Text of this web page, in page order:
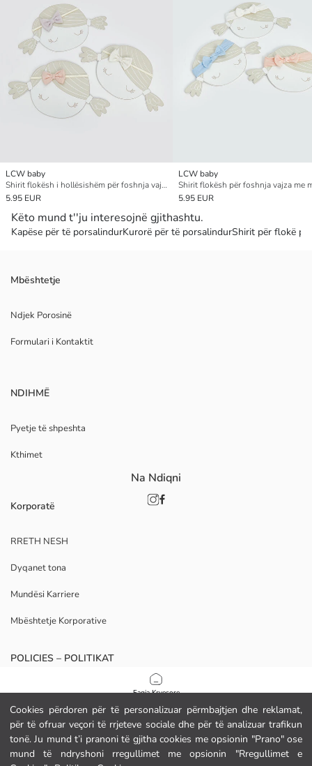
Cookies përdoren për të personalizuar përmbajtjen dhe reklamat,
për të ofruar veçori të rrjeteve sociale dhe për të analizuar trafikun
tonë. Ju mund t’i pranoni të gjitha cookies me opsionin "Prano" ose
mund të ndryshoni rregullimet me opsionin "Rregullimet e
Faqja Kryesore
Kategoritë
Shporta Ime
LCW baby
Shirit flokësh i hollësishëm për foshnja vajza, 3 copë
5.95 EUR
LCW baby
5.95 EUR
Këto mund t''ju interesojnë gjithashtu.
Kapëse për të porsalindurKurorë për të porsalindurShirit për flokë
Mbështetje
Ndjek Porosinë
Formulari i Kontaktit
NDIHMË
Pyetje të shpeshta
Kthimet
Korporatë
RRETH NESH
Dyqanet tona
Mundësi Karriere
Mbështetje Korporative
POLICIES – POLITIKAT
Politika e Privatësisë
Kushtet e Kontratës
Politika e Cookies
Na Ndiqni